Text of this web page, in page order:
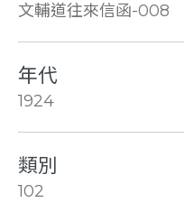
文輔道往來信函-008
年代
1924
類別
102